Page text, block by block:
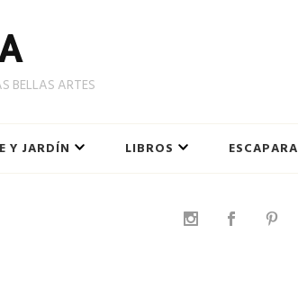
BELLAS ARTES
Y JARDÍN LIBROS